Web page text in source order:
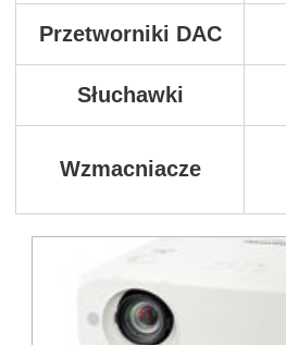
Przetworniki DAC
Słuchawki
Wzmacniacze